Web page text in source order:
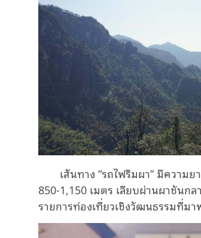
เส้นทาง “รถไฟริมผา” มีความ
850-1,150 เมตร เลียบผ่านผาชันก
รายการท่องเที่ยวเชิงวัฒนธรรมที่